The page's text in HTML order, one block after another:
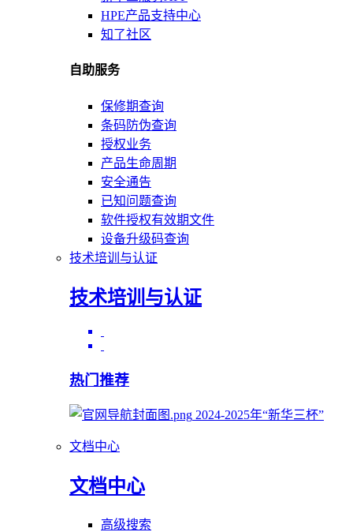
HPE产品支持中心
知了社区
自助服务
保修期查询
条码防伪查询
授权业务
产品生命周期
安全通告
已知问题查询
软件授权有效期文件
设备升级码查询
技术培训与认证
技术培训与认证
热门推荐
2024-2025年“新华三杯”
文档中心
文档中心
高级搜索